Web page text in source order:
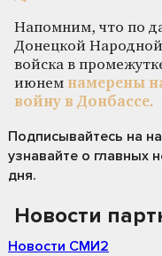
Напомним, что по
Донецкой Народной
войска в
июнем намерены
войну в Донбассе.
Подписывайтесь на
узнавайте о главных
дня.
Новости
Новости СМИ2